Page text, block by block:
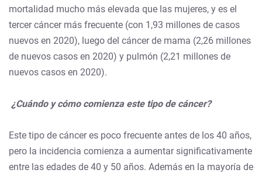
mortalidad mucho más elevada que las mujeres, y es el
tercer cáncer más frecuente (con 1,93 millones de casos
nuevos en 2020), luego del cáncer de mama (2,26 millones
de nuevos casos en 2020) y pulmón (2,21 millones de
nuevos casos en 2020).
¿Cuándo y cómo comienza este tipo de cáncer?
Este tipo de cáncer es poco frecuente antes de los 40 años,
pero la incidencia comienza a aumentar significativamente
entre las edades de 40 y 50 años. Además en la mayoría de